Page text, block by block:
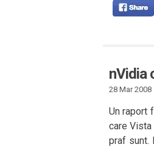
nVidia
28 Mar 2008
Un raport
care
praf sunt.